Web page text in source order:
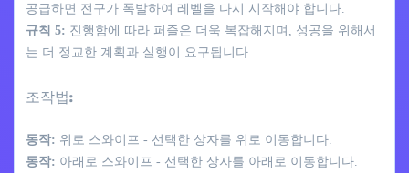
공급하면 전구가 폭발하여 레벨을 다시 시작해야 합니다.
규칙 5: 진행함에 따라 퍼즐은 더욱 복잡해지며, 성공을 위해서
는 더 정교한 계획과 실행이 요구됩니다.
조작법:
동작: 위로 스와이프 - 선택한 상자를 위로 이동합니다.
동작: 아래로 스와이프 - 선택한 상자를 아래로 이동합니다.